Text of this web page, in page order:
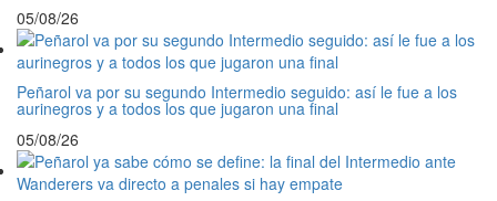
05/08/26
Peñarol va por su segundo Intermedio seguido: así le fue a los
aurinegros y a todos los que jugaron una final
05/08/26